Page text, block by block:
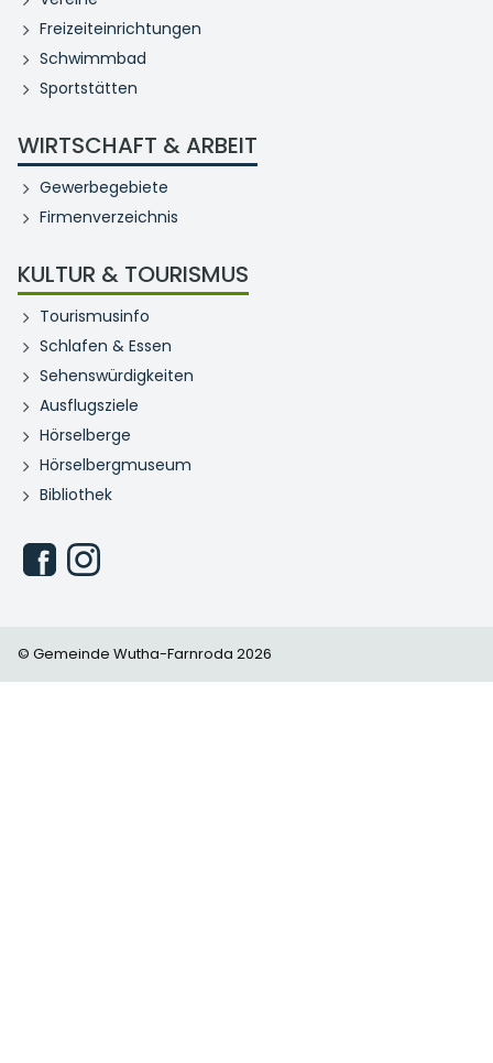
Freizeiteinrichtungen
Schwimmbad
Sportstätten
WIRTSCHAFT & ARBEIT
Gewerbegebiete
Firmenverzeichnis
KULTUR & TOURISMUS
Tourismusinfo
Schlafen & Essen
Sehenswürdigkeiten
Ausflugsziele
Hörselberge
Hörselbergmuseum
Bibliothek
© Gemeinde Wutha-Farnroda 2026